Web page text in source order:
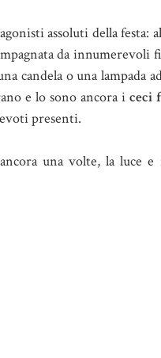
assoluti della festa:
da innumerevoli
candela o una lampada
e lo sono ancora i ceci
presenti.
una volte, la luce